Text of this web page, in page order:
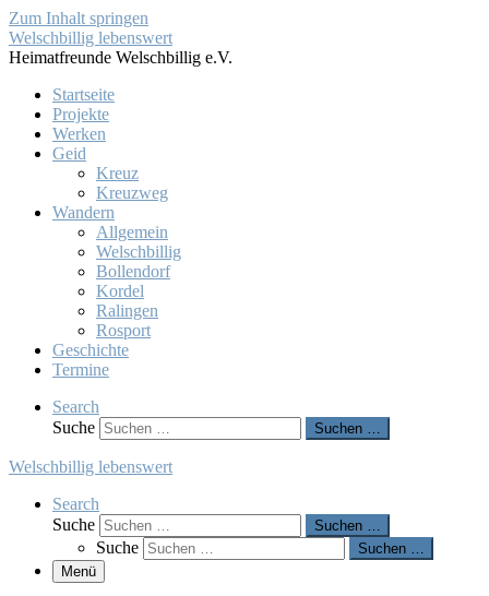
Zum Inhalt springen
Welschbillig lebenswert
Heimatfreunde Welschbillig e.V.
Startseite
Projekte
Werken
Geid
Kreuz
Kreuzweg
Wandern
Allgemein
Welschbillig
Bollendorf
Kordel
Ralingen
Rosport
Geschichte
Termine
Search
Suche
Suchen …
Welschbillig lebenswert
Search
Suche
Suchen …
Suche
Suchen …
Menü